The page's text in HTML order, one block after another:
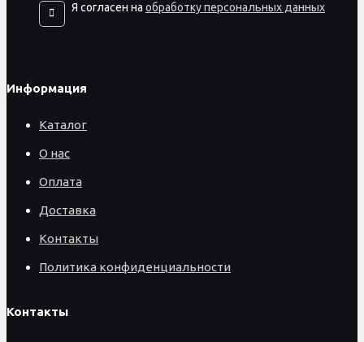
Я согласен на обработку персональных данных
Информация
Каталог
О нас
Оплата
Доставка
Контакты
Политика конфиденциальности
Контакты